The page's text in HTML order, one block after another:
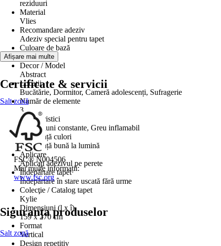
reziduuri
Material
Vlies
Recomandare adeziv
Adeziv special pentru tapet
Culoare de bază
Alb, Bej
Decor / Model
Abstract
Locații
Bucătărie, Dormitor, Cameră adolescenți, Sufragerie
Număr de elemente
3
Caracteristici
Dimensiuni constante, Greu inflamabil
Rezistență culori
Rezistență bună la lumină
Aplicare
Aplicaţi adezivul pe perete
Îndepărtare tapet
Îndepărtare în stare uscată fără urme
Colecţie / Catalog tapet
Kylie
Dimensiuni (l x î)
159 x 270 cm
Format
Vertical
Design repetitiv
Afișare mai multe
Certificate & servicii
Salt zonă
FSC® N004506
Mai multe informații:
www.fsc.org
Siguranța produselor
Salt zonă